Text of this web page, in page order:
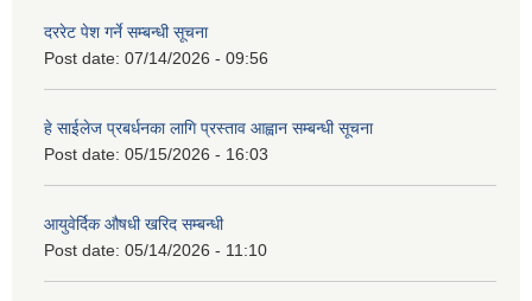
दररेट पेश गर्ने सम्बन्धी सूचना
Post date: 07/14/2026 - 09:56
हे साईलेज प्रबर्धनका लागि प्रस्ताव आह्वान सम्बन्धी सूचना
Post date: 05/15/2026 - 16:03
आयुवेर्दिक औषधी खरिद सम्बन्धी
Post date: 05/14/2026 - 11:10